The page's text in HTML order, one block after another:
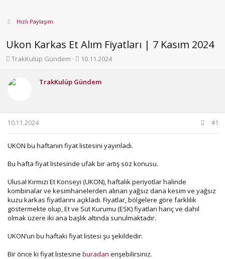
Hızlı Paylaşım
Ukon Karkas Et Alım Fiyatları | 7 Kasım 2024
K
b
u
b
l
t
n
TrakKulüp Gündem
B
l
g
a
i
i
10.11.2024
TrakKulüp Gündem
10.11.2024 #1
UKON bu haftanın fiyat listesini yayınladı.
Bu hafta fiyat listesinde ufak bir artış söz konusu.
Ulusal Kırmızı Et Konseyi (UKON), haftalık periyotlar halinde
kombinalar ve kesimhanelerden alınan yağsız dana kesim ve yağsız
kuzu karkas fiyatlarını açıkladı. Fiyatlar, bölgelere göre farklılık
göstermekte olup, Et ve Süt Kurumu (ESK) fiyatları hariç ve dahil
olmak üzere iki ana başlık altında sunulmaktadır.
UKON’un bu haftaki fiyat listesi şu şekildedir:
Bir önce ki fiyat listesine buradan erişebilirsiniz.